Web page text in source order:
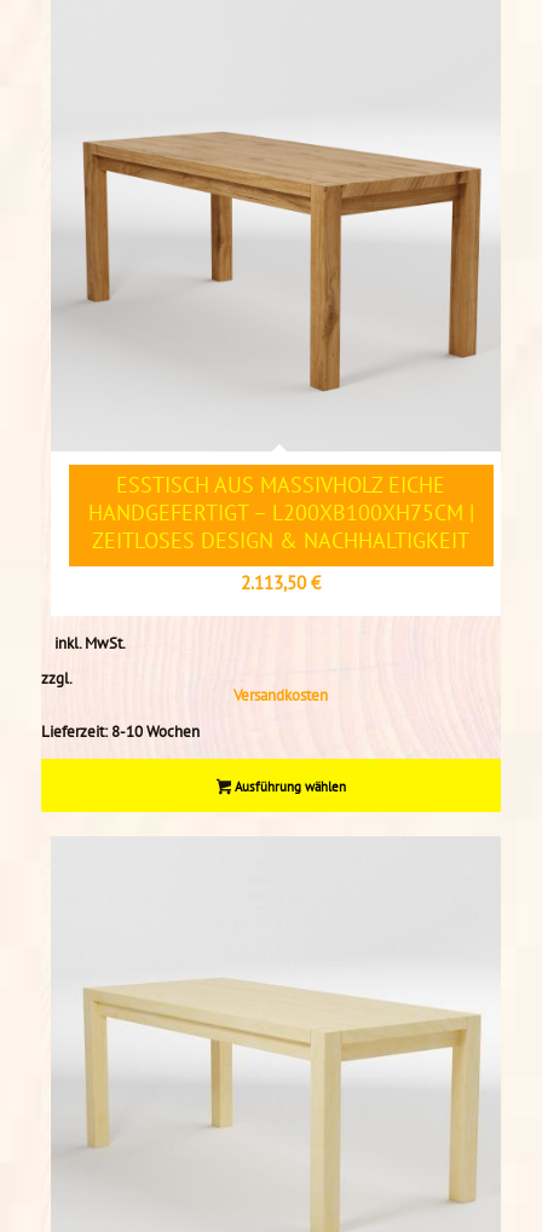
ESSTISCH AUS MASSIVHOLZ EICHE
HANDGEFERTIGT – L200XB100XH75CM |
ZEITLOSES DESIGN & NACHHALTIGKEIT
2.113,50€
inkl. MwSt.
zzgl.
Versandkosten
Lieferzeit:8-10 Wochen
Ausführung wählen